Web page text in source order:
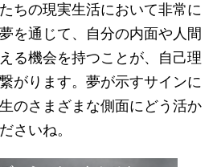
ちの現実生活において非常に
を通じて、自分の内面や人間
る機会を持つことが、自己理
がります。夢が示すサインに
のさまざまな側面にどう活か
さいね。